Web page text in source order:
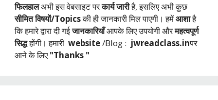
फिलहालअभी इस वेबसाइट परकार्य जारीहै, इसलिए अभी कुछ
सीमित विषयों/Topicsकी ही जानकारी मिल पाएगी। हमेंआशाहै
कि हमारे द्वारा दी गईजानकारियाँआपके लिए उपयोगी औरमहत्वपूर्ण
सिद्धहोंगी। हमारी website/Blog : jwreadclass.inपर
आने के लिए"Thanks "